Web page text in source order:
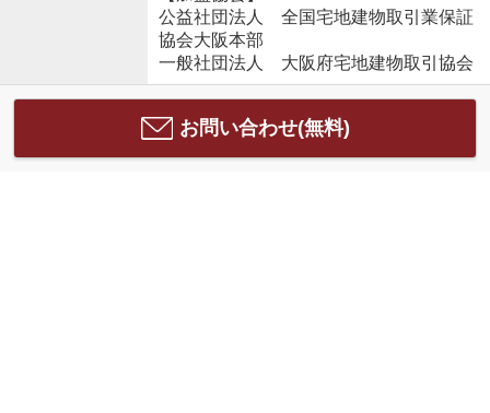
公益社団法人 全国宅地建物取引業保証
協会大阪本部
一般社団法人 大阪府宅地建物取引協会
お問い合わせ(無料)